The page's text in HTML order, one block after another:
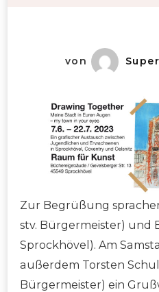
von
Zur Begrüßung
stv. Bürgermeister) und
Sprockhövel). Am
außerdem Torsten
Bürgermeister) ein